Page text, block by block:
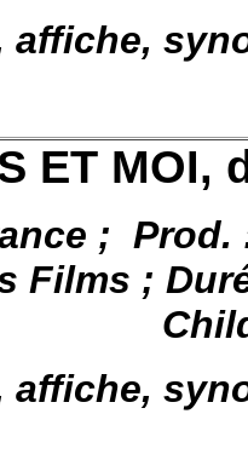
affiche,
ET MOI,
;
Films ;
affiche,